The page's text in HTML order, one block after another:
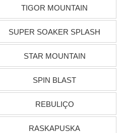
TIGOR MOUNTAIN
SUPER SOAKER SPLASH
STAR MOUNTAIN
SPIN BLAST
REBULIÇO
RASKAPUSKA